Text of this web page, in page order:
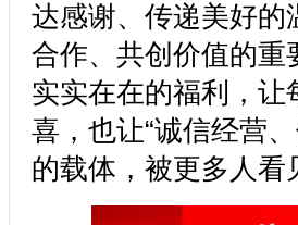
达感谢、传递美好的
合作、共创价值的重
实实在在的福利，
喜，也让“诚信经营
的载体，被更多人看